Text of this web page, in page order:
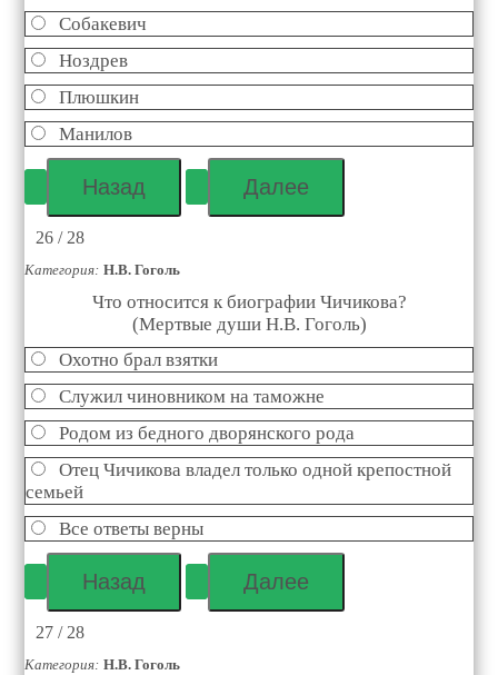
Собакевич
Ноздрев
Плюшкин
Манилов
26 / 28
Категория: Н.В. Гоголь
Что относится к биографии Чичикова?
(Мертвые души Н.В. Гоголь)
Охотно брал взятки
Служил чиновником на таможне
Родом из бедного дворянского рода
Отец Чичикова владел только одной крепостной
семьей
Все ответы верны
27 / 28
Категория: Н.В. Гоголь